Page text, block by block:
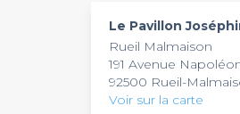
Le Pavillon
Rueil Malmaison
191 Avenue
92500 Rueil-
Voir sur la carte